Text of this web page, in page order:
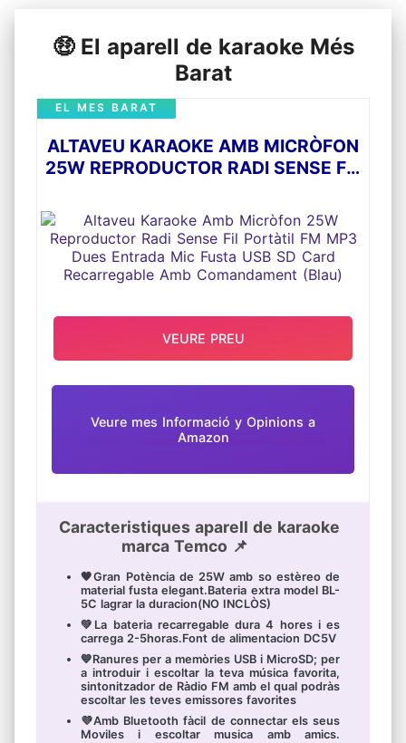
🤑 El aparell de karaoke Més
Barat
ALTAVEU KARAOKE AMB MICRÒFON
25W REPRODUCTOR RADI SENSE FIL
MIC FUSTA USB SD CARD
RECARREGABLE AMB
COMANDAMENT (BLAU)
EL MES BARAT
Veure mes Informació y Opinions a
Amazon
Caracteristiques aparell de karaoke
marca Temco 📌
🧡Gran Potència de 25W amb so estèreo de
material fusta elegant.Bateria extra model BL-
5C lagrar la duracion(NO INCLÒS)
💚La bateria recarregable dura 4 hores i es
carrega 2-5horas.Font de alimentacion DC5V
💙Ranures per a memòries USB i MicroSD; per
a introduir i escoltar la teva música favorita,
sintonitzador de Ràdio FM amb el qual podràs
escoltar les teves emissores favorites
💜Amb Bluetooth fàcil de connectar els seus
Moviles i escoltar musica amb amics.
VEURE PREU